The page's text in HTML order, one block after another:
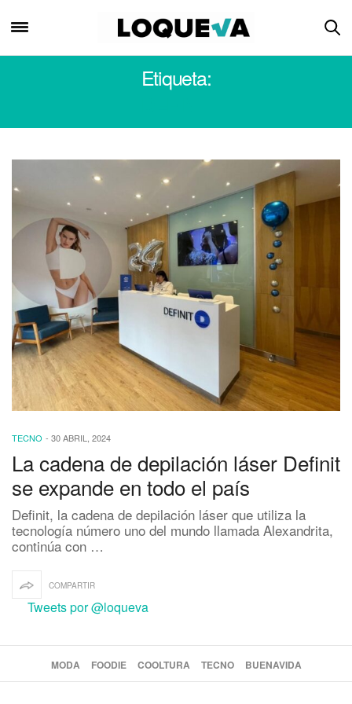
Etiqueta:
TECNO - 30 ABRIL, 2024
La cadena de depilación láser Definit
se expande en todo el país
Definit, la cadena de depilación láser que utiliza la
tecnología número uno del mundo llamada Alexandrita,
continúa con …
COMPARTIR
Tweets por @loqueva
MODA FOODIE COOLTURA TECNO BUENAVIDA